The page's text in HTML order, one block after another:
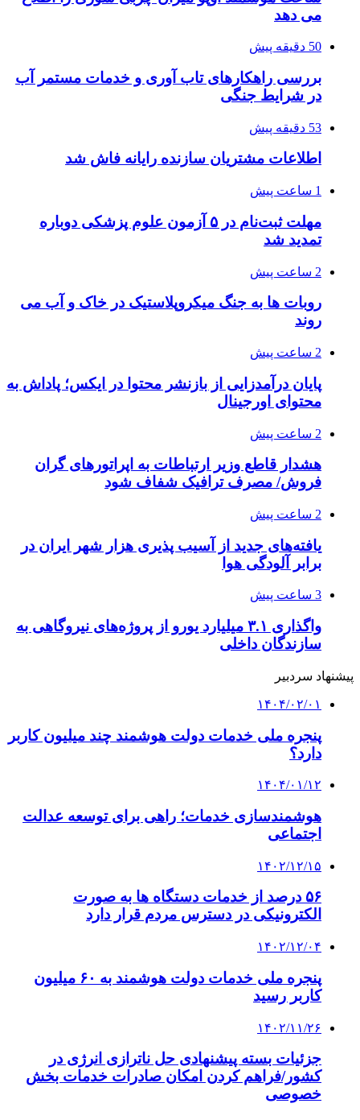
می دهد
50 دقیقه پیش
بررسی راهکارهای تاب آوری و خدمات مستمر آب
در شرایط جنگی
53 دقیقه پیش
اطلاعات مشتریان سازنده رایانه فاش شد
1 ساعت پیش
مهلت ثبت‌نام در ۵ آزمون علوم پزشکی دوباره
تمدید شد
2 ساعت پیش
روبات ها به جنگ میکروپلاستیک در خاک و آب می
روند
2 ساعت پیش
پایان درآمدزایی از بازنشر محتوا در ایکس؛ پاداش به
محتوای اورجینال
2 ساعت پیش
هشدار قاطع وزیر ارتباطات به اپراتورهای گران
فروش/ مصرف ترافیک شفاف شود
2 ساعت پیش
یافته‌های جدید از آسیب پذیری هزار شهر ایران در
برابر آلودگی هوا
3 ساعت پیش
واگذاری ۳.۱ میلیارد یورو از پروژه‌های نیروگاهی به
سازندگان داخلی
پیشنهاد سردبیر
۱۴۰۴/۰۲/۰۱
پنجره ملی خدمات دولت هوشمند چند میلیون کاربر
دارد؟
۱۴۰۴/۰۱/۱۲
هوشمندسازی خدمات؛ راهی برای توسعه عدالت
اجتماعی
۱۴۰۲/۱۲/۱۵
۵۶ درصد از خدمات دستگاه ها به صورت
الکترونیکی در دسترس مردم قرار دارد
۱۴۰۲/۱۲/۰۴
پنجره ملی خدمات دولت هوشمند به ۶۰ میلیون
کاربر رسید
۱۴۰۲/۱۱/۲۶
جزئیات بسته پیشنهادی حل ناترازی انرژی در
کشور/فراهم کردن امکان صادرات خدمات بخش
خصوصی